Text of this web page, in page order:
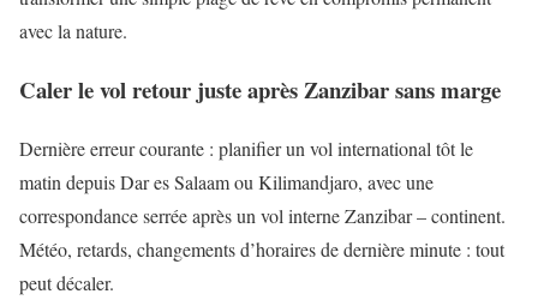
avec la nature.
Caler le vol retour juste après Zanzibar sans marge
Dernière erreur courante : planifier un vol international tôt le
matin depuis Dar es Salaam ou Kilimandjaro, avec une
correspondance serrée après un vol interne Zanzibar – continent.
Météo, retards, changements d’horaires de dernière minute : tout
peut décaler.